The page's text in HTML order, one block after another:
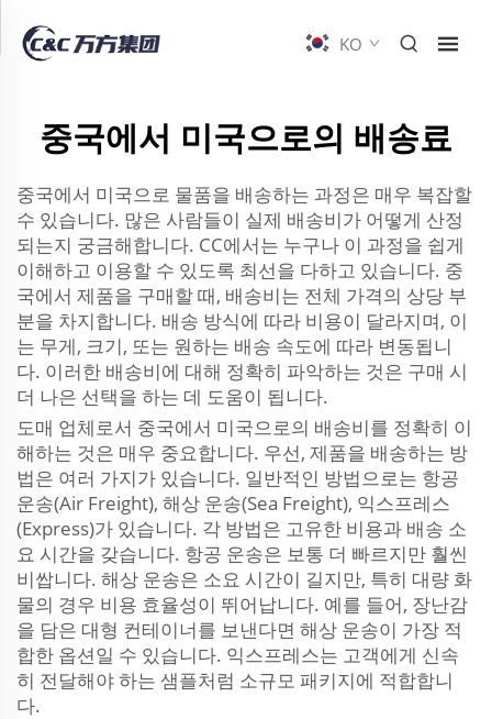
KO
중국에서 미국으로의 배송료
중국에서 미국으로 물품을 배송하는 과정은 매우 복잡할
수 있습니다. 많은 사람들이 실제 배송비가 어떻게 산정
되는지 궁금해합니다. CC에서는 누구나 이 과정을 쉽게
이해하고 이용할 수 있도록 최선을 다하고 있습니다. 중
국에서 제품을 구매할 때, 배송비는 전체 가격의 상당 부
분을 차지합니다. 배송 방식에 따라 비용이 달라지며, 이
는 무게, 크기, 또는 원하는 배송 속도에 따라 변동됩니
다. 이러한 배송비에 대해 정확히 파악하는 것은 구매 시
더 나은 선택을 하는 데 도움이 됩니다.
도매 업체로서 중국에서 미국으로의 배송비를 정확히 이
해하는 것은 매우 중요합니다. 우선, 제품을 배송하는 방
법은 여러 가지가 있습니다. 일반적인 방법으로는 항공
운송(Air Freight), 해상 운송(Sea Freight), 익스프레스
(Express)가 있습니다. 각 방법은 고유한 비용과 배송 소
요 시간을 갖습니다. 항공 운송은 보통 더 빠르지만 훨씬
비쌉니다. 해상 운송은 소요 시간이 길지만, 특히 대량 화
물의 경우 비용 효율성이 뛰어납니다. 예를 들어, 장난감
을 담은 대형 컨테이너를 보낸다면 해상 운송이 가장 적
합한 옵션일 수 있습니다. 익스프레스는 고객에게 신속
히 전달해야 하는 샘플처럼 소규모 패키지에 적합합니
다.